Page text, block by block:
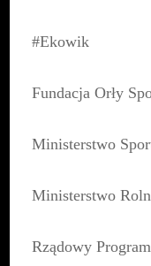
#Ekowik
Fundacja Orły
Ministerstwo
Ministerstwo
Rządowy